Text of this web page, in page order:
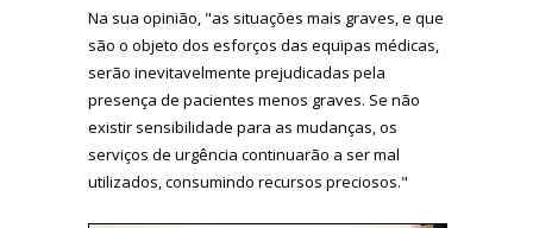
Na sua opinião, "as situações mais graves, e que
são o objeto dos esforços das equipas médicas,
serão inevitavelmente prejudicadas pela
presença de pacientes menos graves. Se não
existir sensibilidade para as mudanças, os
serviços de urgência continuarão a ser mal
utilizados, consumindo recursos preciosos."